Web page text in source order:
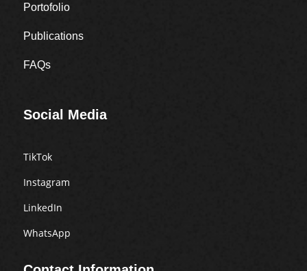
Portofolio
Publications
FAQs
Social Media
TikTok
Instagram
LinkedIn
WhatsApp